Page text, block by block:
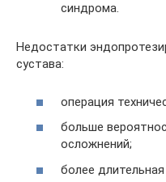
синдрома.
Недостатки
сустава:
операция
больше
осложнений;
более